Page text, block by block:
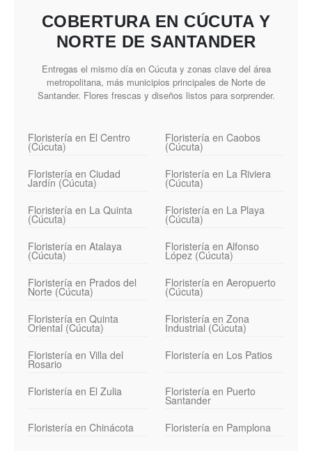
COBERTURA EN CÚCUTA Y
NORTE DE SANTANDER
Entregas el mismo día en Cúcuta y zonas clave del área
metropolitana, más municipios principales de Norte de
Santander. Flores frescas y diseños listos para sorprender.
Floristería en El Centro
(Cúcuta)
Floristería en Caobos
(Cúcuta)
Floristería en Ciudad
Jardín (Cúcuta)
Floristería en La Riviera
(Cúcuta)
Floristería en La Quinta
(Cúcuta)
Floristería en La Playa
(Cúcuta)
Floristería en Atalaya
(Cúcuta)
Floristería en Alfonso
López (Cúcuta)
Floristería en Prados del
Norte (Cúcuta)
Floristería en Aeropuerto
(Cúcuta)
Floristería en Quinta
Oriental (Cúcuta)
Floristería en Zona
Industrial (Cúcuta)
Floristería en Villa del
Rosario
Floristería en Los Patios
Floristería en El Zulia Floristería en Puerto
Santander
Floristería en Chinácota
Floristería en Pamplona